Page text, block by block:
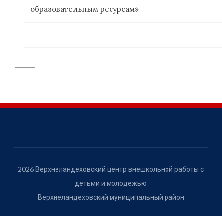
образовательным ресурсам»
2026 Верхнеландеховский центр внешкольной работы с
детьми и молодежью
Верхнеландеховский муниципальный район